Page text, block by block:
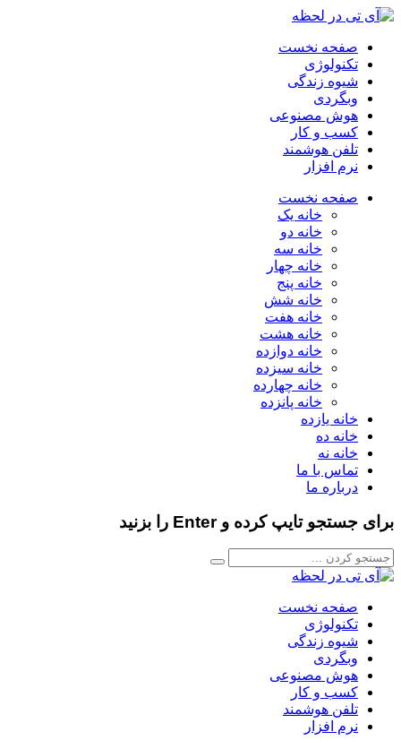
صفحه نخست
تکنولوژی
شیوه زندگی
وبگردی
هوش مصنوعی
کسب و کار
تلفن هوشمند
نرم افزار
صفحه نخست
خانه یک
خانه دو
خانه سه
خانه چهار
خانه پنج
خانه شش
خانه هفت
خانه هشت
خانه دوازده
خانه سیزده
خانه چهارده
خانه پانزده
خانه یازده
خانه ده
خانه نه
تماس با ما
درباره ما
برای جستجو تایپ کرده و Enter را بزنید
صفحه نخست
تکنولوژی
شیوه زندگی
وبگردی
هوش مصنوعی
کسب و کار
تلفن هوشمند
نرم افزار